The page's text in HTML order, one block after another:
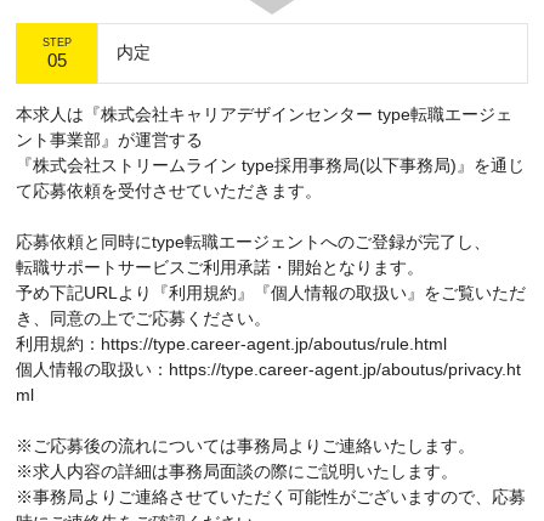
STEP
05 内定
本求人は『株式会社キャリアデザインセンター type転職エージェ
ント事業部』が運営する
『株式会社ストリームライン type採用事務局(以下事務局)』を通じ
て応募依頼を受付させていただきます。
応募依頼と同時にtype転職エージェントへのご登録が完了し、
転職サポートサービスご利用承諾・開始となります。
予め下記URLより『利用規約』『個人情報の取扱い』をご覧いただ
き、同意の上でご応募ください。
利用規約：https://type.career-agent.jp/aboutus/rule.html
個人情報の取扱い：https://type.career-agent.jp/aboutus/privacy.ht
ml
※ご応募後の流れについては事務局よりご連絡いたします。
※求人内容の詳細は事務局面談の際にご説明いたします。
※事務局よりご連絡させていただく可能性がございますので、応募